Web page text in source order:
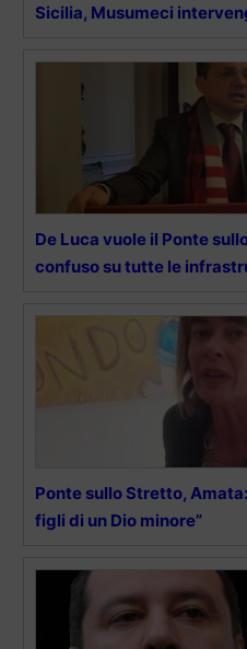
Sicilia, Musumeci
De Luca vuole il Ponte
confuso su tutte le
Ponte sullo Stretto,
figli di un Dio minore”